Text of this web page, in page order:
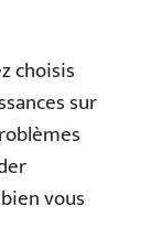
choisis
sur
vous